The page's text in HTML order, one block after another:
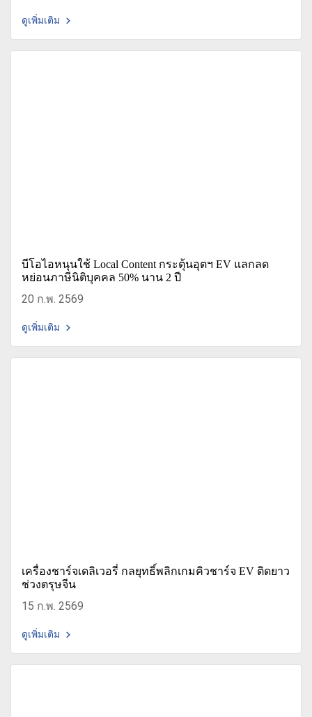
ดูเพิ่มเติม
บีโอไอหนุนใช้ Local Content กระตุ้นอุตฯ EV แลกลด
หย่อนภาษีนิติบุคคล 50% นาน 2 ปี
20 ก.พ. 2569
ดูเพิ่มเติม
เครื่องชาร์จเดลิเวอรี่ กลยุทธิ์พลิกเกมคิวชาร์จ EV ติดยาว
ช่วงตรุษจีน
15 ก.พ. 2569
ดูเพิ่มเติม